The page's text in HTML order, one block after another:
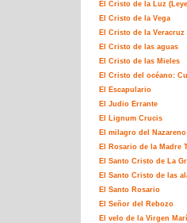
El Cristo de la Luz
El Cristo de la Vega
El Cristo de la
El Cristo de las aguas
El Cristo de las Mieles
El Cristo del océano:
El Escapulario
El Judio Errante
El Lignum Crucis
El milagro del
El Rosario de la Madre
El Santo Cristo de La
El Santo Cristo de las
El Santo Rosario
El Señor del Rebozo
El velo de la Virgen